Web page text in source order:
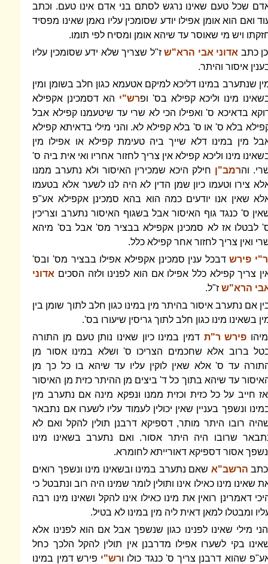
שכל טעם שאינו נרגש לסתם בני אדם אינו טעם. וכתב
ואם הוא אומן אפילו יודע שסומכין עליו נאמן שאינו מפסיד
ויש מי שאוסר עד שיהא אומן ומסיח לפי תומו.
כתב אדוני אבי הרא"שז"ל שצריך שלא ידע שסומכין עליו
איסור והיתר.
שנתערב במינו דליכא למיקם אטעמא כגון חלב בשומן ומין
מינו וליכא קפילא בס' ופרש"י הא דסמכינן אקפילא
בדאיכא ס' ואפילו הכי לא שרי עד שיטעמנו קפילא אבל
בלא ס' או ס' בלא קפילא לא. והני מילי בדאיתא קפילא
מין במינו דלא שייך ביה טעימת קפילא או אפילו מין
מינו וליכא קפילא אין צריך לחזור אחריו ואי אית ביה ס'
והרמב"ן חילק היכא שמכירין האיסור ולא נתערב ממנו
צירו וטעמו כיון שמן הדין לא היה לנו לשער אלא בטעמו
שאין אנו יודעים כמה הוא בהא סמכינן אקפילא אע"פ
ס' כנגד גוף האיסור אבל בשגוף האיסור נתערב וצריכין
לבטלו אז לא סמכינן אקפילא בבציר מס' אבל בס' מיהא
ואין צריך לחזור אחר קפילא כלל.
ר"י פירשדבכל ענין סמכינן אקפילא אפילו בבציר מס' ובס'
צריך קפילא כלל אפילו אם הוא לפנינו ולזה הסכים אדוני
הרא"ש ז"ל.
אם נתערב איסור בהיתר מין במינו כגון חלב לתוך שומן בין
בשאינו מינו כגון חלב לתוך גריסין שיעורו בס'.
פירש ר"ת דמין במינו כיון שאינו נותן טעם מן התורה
ברוב אלא שחכמים הצריכו ס' ושלא במינו אסור מן
עד ס' אלא שאין לוקין עליו עד שיהא בו כל כך מן
עד שיהא בתוך כל ד' ביצים מן ההיתר כזית מן האיסור
חייב על כל כזית וכזית ממנו ונפקא מינה אם נתערב מין
ונשפך בעניין שאין יכולין לעמוד עליו לשערו אם נתבאר
רובו היתר מותר, דספיקא דרבנן תולין להקל ואם לא
שרובו היה היתר אסור. ואם נתערב בשאינו מינו
אסור דספיקא דאורייתא לחומרא.
הרשב"א שאם נתערב במינו ובשאינו מינו ונשפך רואים
שאינו מינו כאילו אינו ותולין לומר שמינו היה רוב ונתבטל כי
דאמרינן רואין את מינו כאילו אינו להקל ושאינו מינו רבה
ומבטלו למאן דאית ליה מין במינו לא בטיל.
מילי שאינו לפנינו כגון שנשפך אבל אם הוא לפנינו אלא
בקי לשערו אפילו מדרבנן אין תולין להקל הלכך כחל
שהוא דרבנן צריך ס' כנגד כולו ורש"י פירש דמין במינו